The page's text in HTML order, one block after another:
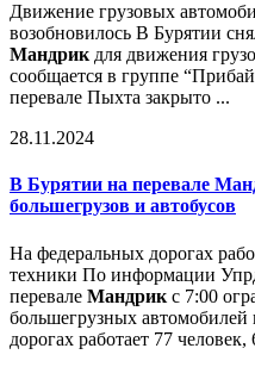
Движение грузовых
возобновилось В Бурятии
Мандрик для движения
сообщается в группе
перевале Пыхта закрыто ...
28.11.2024
В Бурятии на перевале
большегрузов и автобусов
На федеральных дорогах
техники По информации
перевале Мандрик с 7:00
большегрузных
дорогах работает 77